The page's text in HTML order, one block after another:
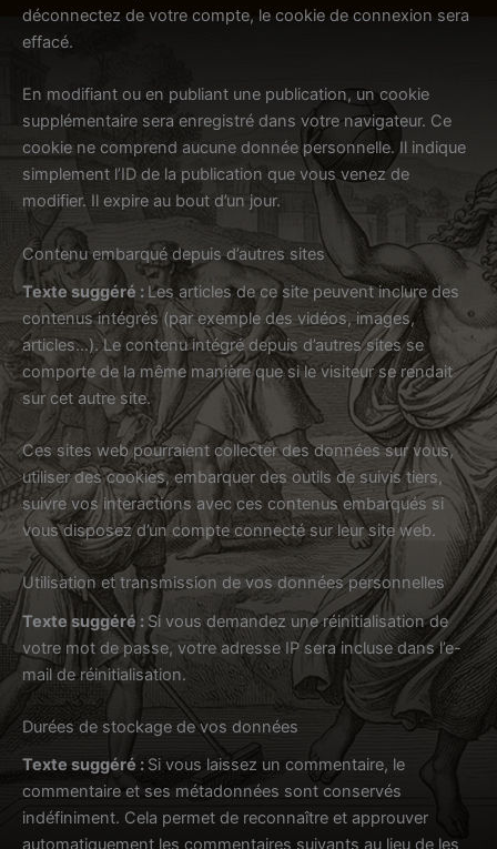
déconnectez de votre compte, le cookie de connexion sera
effacé.
En modifiant ou en publiant une publication, un cookie
supplémentaire sera enregistré dans votre navigateur. Ce
cookie ne comprend aucune donnée personnelle. Il indique
simplement l’ID de la publication que vous venez de
modifier. Il expire au bout d’un jour.
Contenu embarqué depuis d’autres sites
Texte suggéré : Les articles de ce site peuvent inclure des
contenus intégrés (par exemple des vidéos, images,
articles…). Le contenu intégré depuis d’autres sites se
comporte de la même manière que si le visiteur se rendait
sur cet autre site.
Ces sites web pourraient collecter des données sur vous,
utiliser des cookies, embarquer des outils de suivis tiers,
suivre vos interactions avec ces contenus embarqués si
vous disposez d’un compte connecté sur leur site web.
Utilisation et transmission de vos données personnelles
Texte suggéré : Si vous demandez une réinitialisation de
votre mot de passe, votre adresse IP sera incluse dans l’e-
mail de réinitialisation.
Durées de stockage de vos données
Texte suggéré : Si vous laissez un commentaire, le
commentaire et ses métadonnées sont conservés
indéfiniment. Cela permet de reconnaître et approuver
automatiquement les commentaires suivants au lieu de les